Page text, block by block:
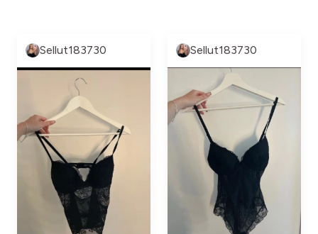
Sellut183730 Sellut183730